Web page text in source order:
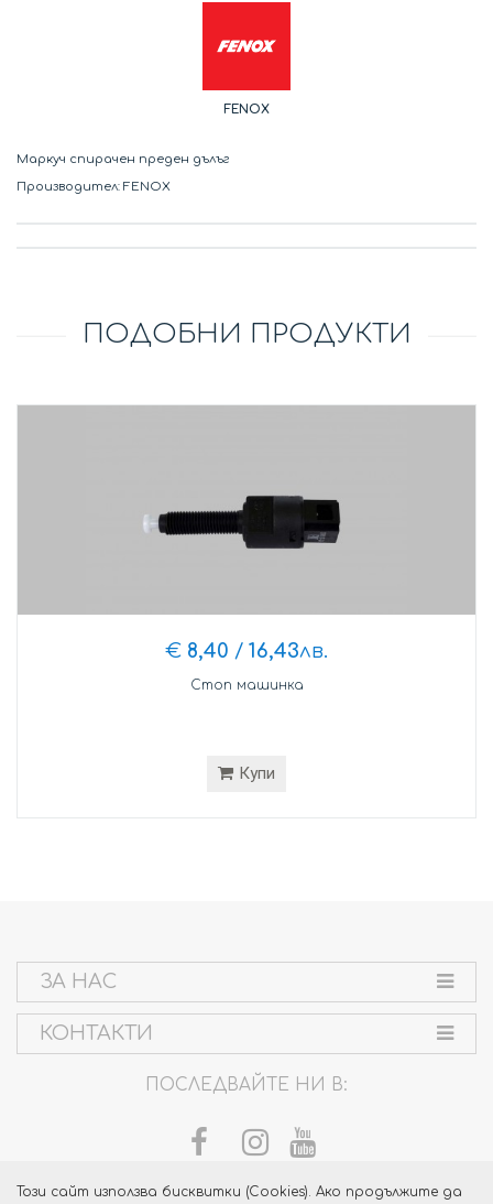
Този сайт използва бисквитки (Cookies). Ако продължите да
FENOX
Маркуч спирачен преден дълъг
Производител: FENOX
ПОДОБНИ ПРОДУКТИ
€ 8,40 / 16,43лв.
Стоп машинка
Купи
ЗА НАС
КОНТАКТИ
ПОСЛЕДВАЙТЕ НИ В: